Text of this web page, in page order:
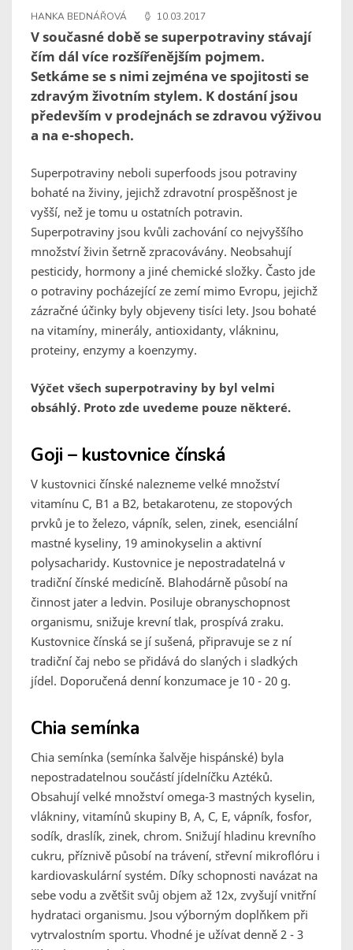
HANKA BEDNÁŘOVÁ 10.03.2017
V současné době se superpotraviny stávají
čím dál více rozšířenějším pojmem.
Setkáme se s nimi zejména ve spojitosti se
zdravým životním stylem. K dostání jsou
především v prodejnách se zdravou výživou
a na e-shopech.
Superpotraviny neboli superfoods jsou potraviny
bohaté na živiny, jejichž zdravotní prospěšnost je
vyšší, než je tomu u ostatních potravin.
Superpotraviny jsou kvůli zachování co nejvyššího
množství živin šetrně zpracovávány. Neobsahují
pesticidy, hormony a jiné chemické složky. Často jde
o potraviny pocházející ze zemí mimo Evropu, jejichž
zázračné účinky byly objeveny tisíci lety. Jsou bohaté
na vitamíny, minerály, antioxidanty, vlákninu,
proteiny, enzymy a koenzymy.
Výčet všech superpotraviny by byl velmi
obsáhlý. Proto zde uvedeme pouze některé.
Goji – kustovnice čínská
V kustovnici čínské nalezneme velké množství
vitamínu C, B1 a B2, betakarotenu, ze stopových
prvků je to železo, vápník, selen, zinek, esenciální
mastné kyseliny, 19 aminokyselin a aktivní
polysacharidy. Kustovnice je nepostradatelná v
tradiční čínské medicíně. Blahodárně působí na
činnost jater a ledvin. Posiluje obranyschopnost
organismu, snižuje krevní tlak, prospívá zraku.
Kustovnice čínská se jí sušená, připravuje se z ní
tradiční čaj nebo se přidává do slaných i sladkých
jídel. Doporučená denní konzumace je 10 - 20 g.
Chia semínka
Chia semínka (semínka šalvěje hispánské) byla
nepostradatelnou součástí jídelníčku Aztéků.
Obsahují velké množství omega-3 mastných kyselin,
vlákniny, vitamínů skupiny B, A, C, E, vápník, fosfor,
sodík, draslík, zinek, chrom. Snižují hladinu krevního
cukru, příznivě působí na trávení, střevní mikroflóru i
kardiovaskulární systém. Díky schopnosti navázat na
sebe vodu a zvětšit svůj objem až 12x, zvyšují vnitřní
hydrataci organismu. Jsou výborným doplňkem při
vytrvalostním sportu. Vhodné je užívat denně 2 - 3